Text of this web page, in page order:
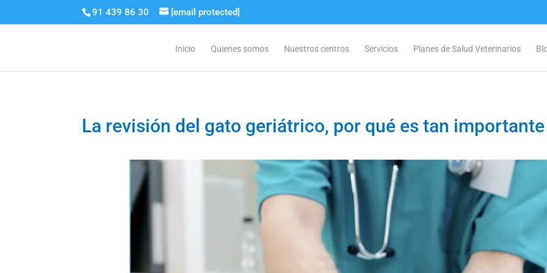
91 439 86 30 [email protected]
Inicio Quienes somos Nuestros centros Servicios Planes de Salud Veterinarios
La revisión del gato geriátrico, por qué es tan importante